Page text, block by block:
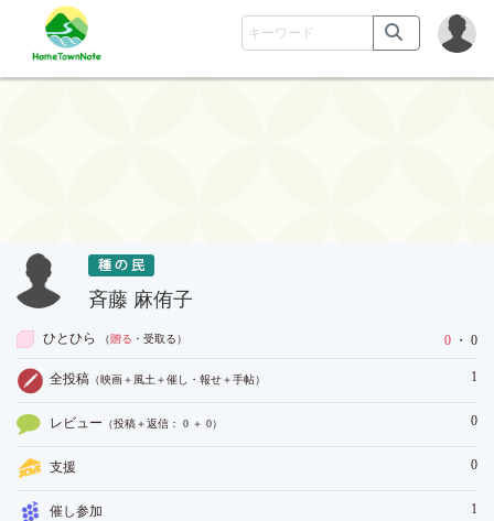
斉藤 麻侑子
ひとひら （贈る ・受取る） 0 ・ 0
全投稿 （映画＋風土＋催し・報せ＋手帖） 1
レビュー （投稿＋返信： 0 ＋ 0） 0
支援 0
催し参加 1